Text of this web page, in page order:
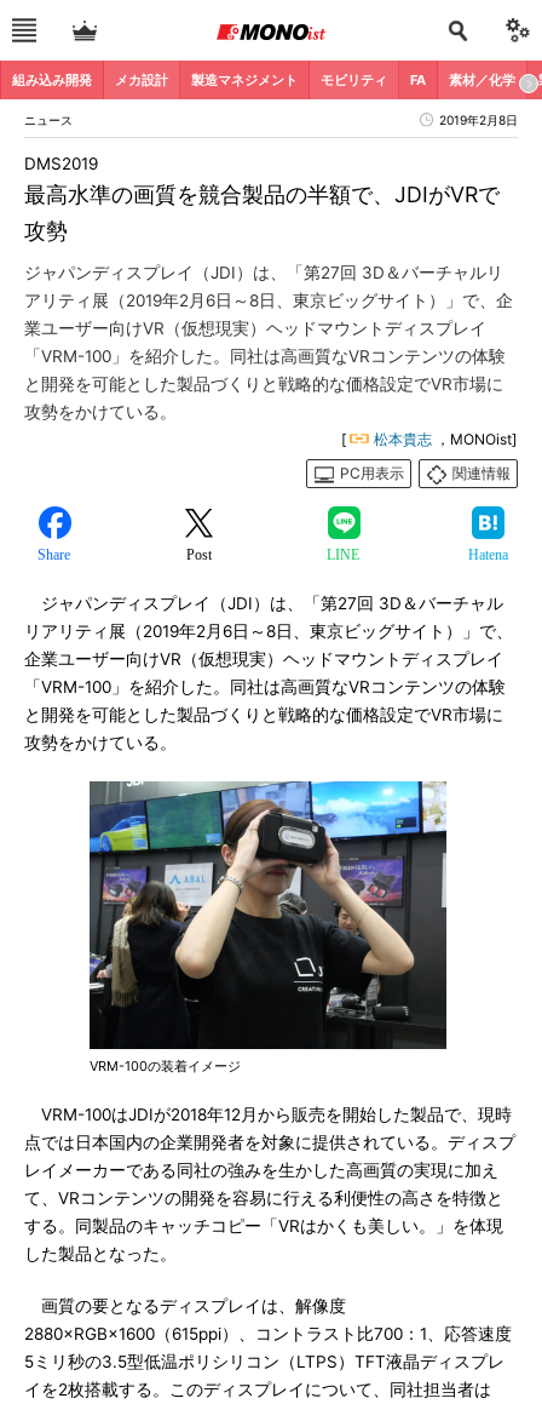
組み込み開発 メカ設計 製造マネジメント モビリティ FA 素材／化学
ニュース 2019年2月8日
最高水準の画質を競合製品の半額で、JDIがVRで
攻勢
DMS2019
ジャパンディスプレイ（JDI）は、「第27回 3D＆バーチャルリ
アリティ展（2019年2月6日～8日、東京ビッグサイト）」で、企
業ユーザー向けVR（仮想現実）ヘッドマウントディスプレイ
「VRM-100」を紹介した。同社は高画質なVRコンテンツの体験
と開発を可能とした製品づくりと戦略的な価格設定でVR市場に
攻勢をかけている。
[ 松本貴志 ，MONOist]
PC用表示
関連情報
Share Post LINE Hatena
ジャパンディスプレイ（JDI）は、「第27回 3D＆バーチャル
リアリティ展（2019年2月6日～8日、東京ビッグサイト）」で、
企業ユーザー向けVR（仮想現実）ヘッドマウントディスプレイ
「VRM-100」を紹介した。同社は高画質なVRコンテンツの体験
と開発を可能とした製品づくりと戦略的な価格設定でVR市場に
攻勢をかけている。
VRM-100の装着イメージ
VRM-100はJDIが2018年12月から販売を開始した製品で、現時
点では日本国内の企業開発者を対象に提供されている。ディスプ
レイメーカーである同社の強みを生かした高画質の実現に加え
て、VRコンテンツの開発を容易に行える利便性の高さを特徴と
する。同製品のキャッチコピー「VRはかくも美しい。」を体現
した製品となった。
画質の要となるディスプレイは、解像度
2880×RGB×1600（615ppi）、コントラスト比700：1、応答速度
5ミリ秒の3.5型低温ポリシリコン（LTPS）TFT液晶ディスプレ
イを2枚搭載する。このディスプレイについて、同社担当者は